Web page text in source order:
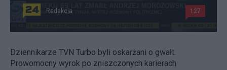
Redakcja 127
Dziennikarze TVN Turbo byli oskarżani o gwałt.
Prowomocny wyrok po zniszczonych karierach